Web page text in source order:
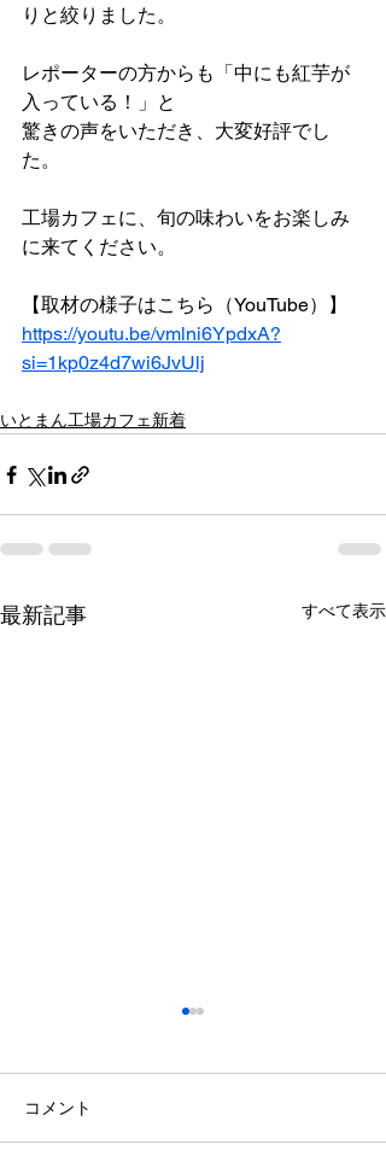
りと絞りました。
レポーターの方からも「中にも紅芋が
入っている！」と
驚きの声をいただき、大変好評でし
た。
工場カフェに、旬の味わいをお楽しみ
に来てください。
【取材の様子はこちら
（YouTube）】
https://youtu.be/vmlni6YpdxA?
si=1kp0z4d7wi6JvUlj
いとまん工場カフェ新着
最新記事 すべて表示
コメント